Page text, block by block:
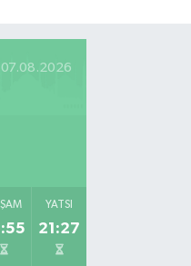
07.08.2026
YATSI
21:27